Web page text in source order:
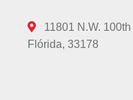
11801 N.W.
Flórida, 33178